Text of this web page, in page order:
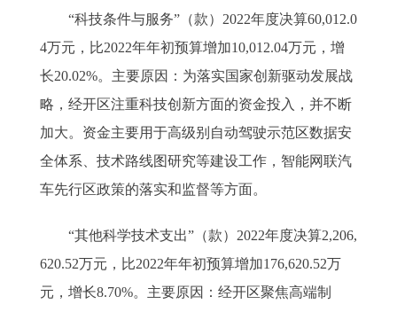
“科技条件与服务”（款）2022年度决算60,012.0
4万元，比2022年年初预算增加10,012.04万元，增
长20.02%。主要原因：为落实国家创新驱动发展战
略，经开区注重科技创新方面的资金投入，并不断
加大。资金主要用于高级别自动驾驶示范区数据安
全体系、技术路线图研究等建设工作，智能网联汽
车先行区政策的落实和监督等方面。
“其他科学技术支出”（款）2022年度决算2,206,
620.52万元，比2022年年初预算增加176,620.52万
元，增长8.70%。主要原因：经开区聚焦高端制